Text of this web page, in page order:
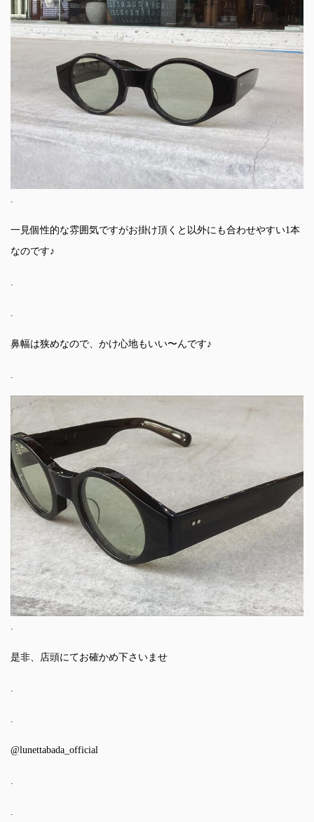
一見個性的な雰囲気ですがお掛け頂くと以外にも合わせやすい1本
なのです♪
鼻幅は狭めなので、かけ心地もいい〜んです♪
是非、店頭にてお確かめ下さいませ
@lunettabada_official